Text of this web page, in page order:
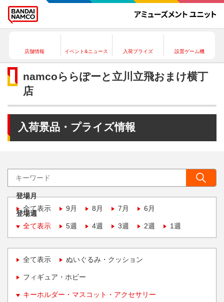
店舗情報 イベント&ニュース 入荷プライズ 設置ゲーム機
namcoららぽーと立川立飛おまけ横丁
店
入荷景品・プライズ情報
登場月
全て表示
9月 8月 7月 6月
登場週
全て表示
5週 4週 3週 2週 1週
全て表示 ぬいぐるみ・クッション
フィギュア・ホビー
キーホルダー・マスコット・アクセサリー